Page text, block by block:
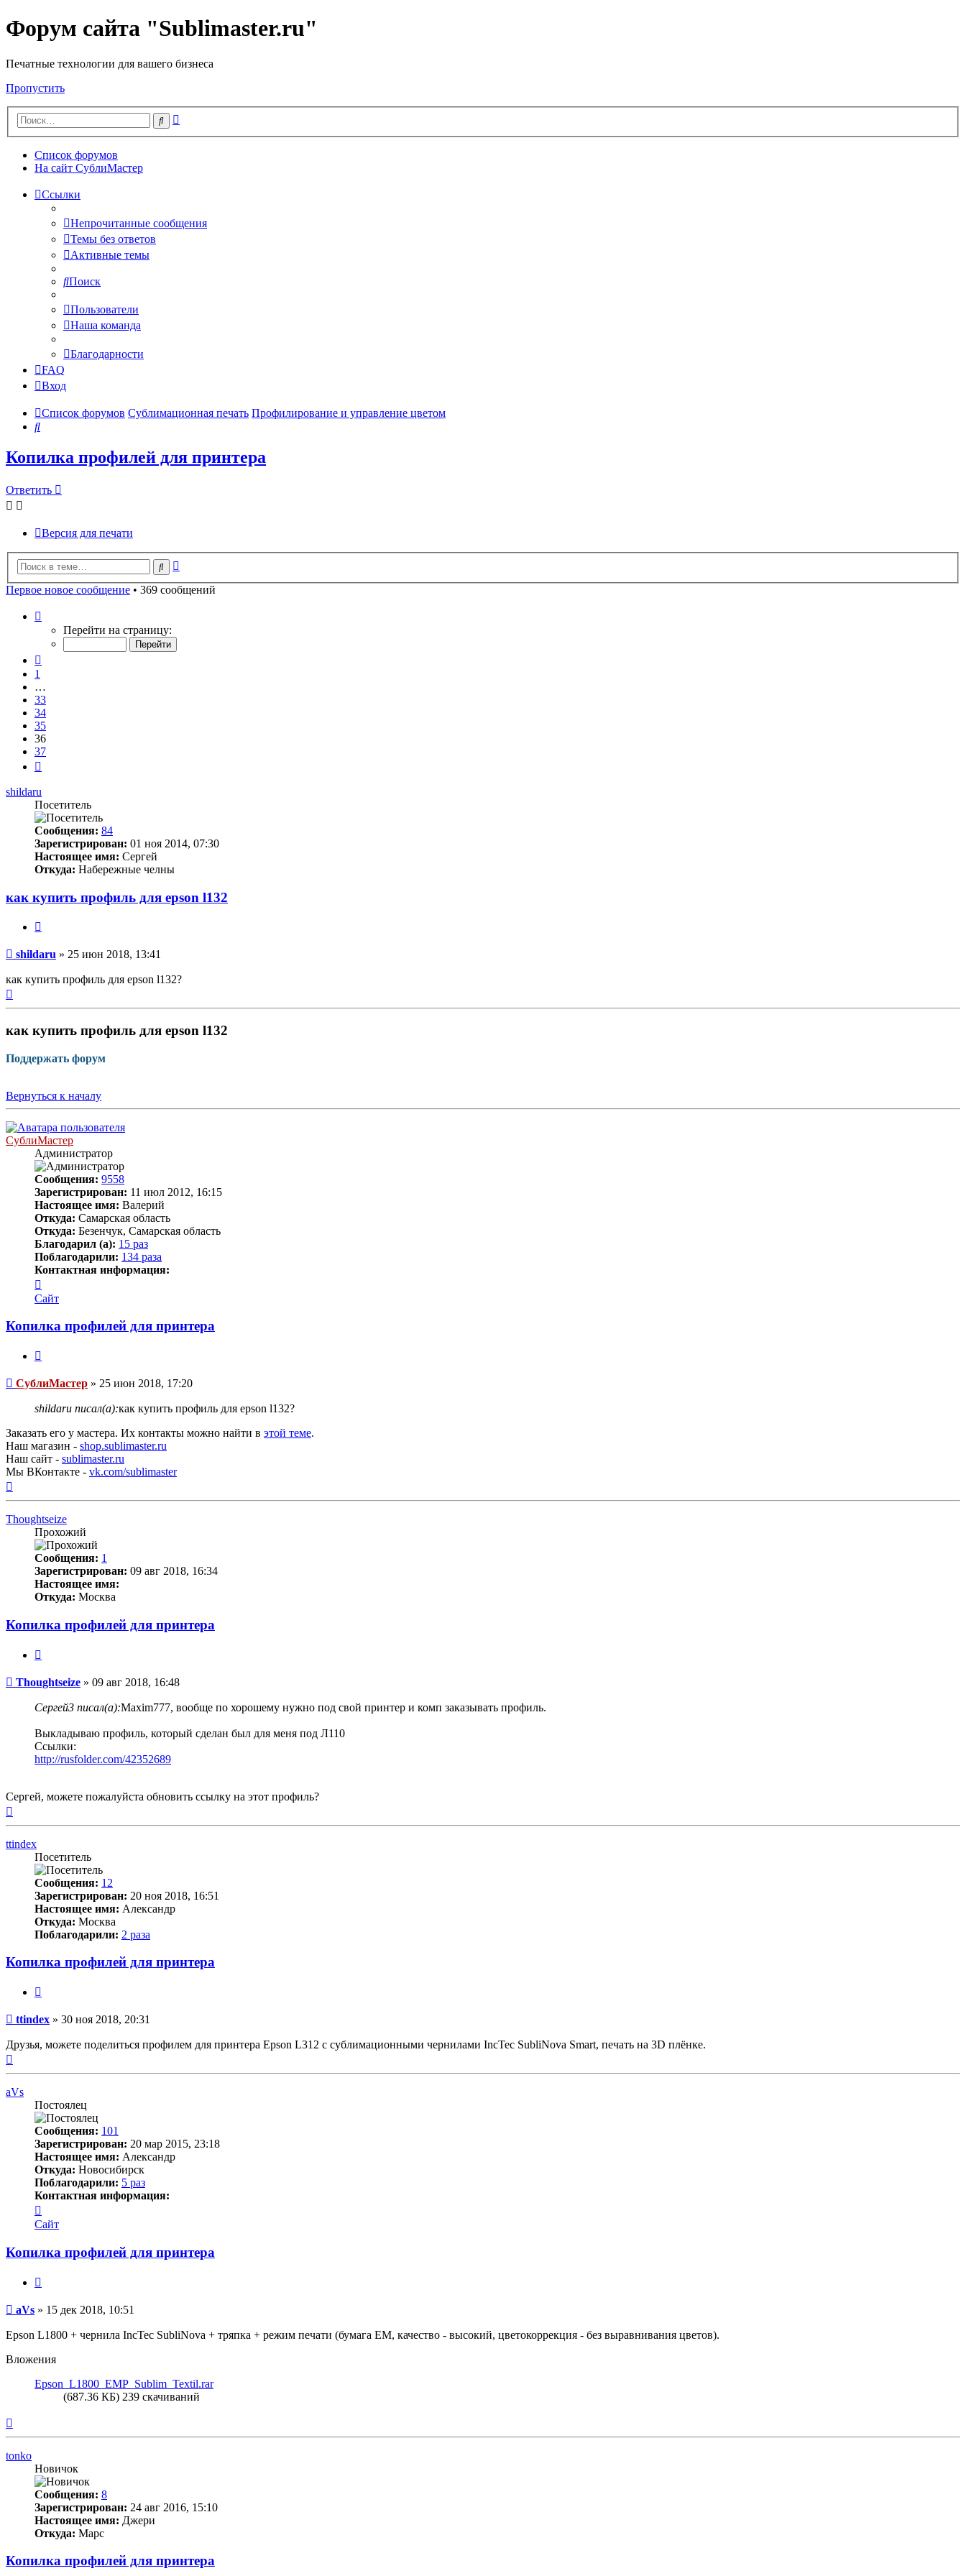
Форум сайта "Sublimaster.ru"
Печатные технологии для вашего бизнеса
Пропустить
Поиск
Список форумов
На сайт СублиМастер
Ссылки
Непрочитанные сообщения
Темы без ответов
Активные темы
Поиск
Пользователи
Наша команда
Благодарности
FAQ
Вход
Список форумов Сублимационная печать Профилирование и управление цветом
Поиск
Копилка профилей для принтера
Ответить
Версия для печати
Поиск
Первое новое сообщение • 369 сообщений
36
Перейти на страницу:
1
…
33
34
35
36
37
shildaru
Посетитель
Сообщения: 84
Зарегистрирован: 01 ноя 2014, 07:30
Настоящее имя: Сергей
Откуда: Набережные челны
как купить профиль для epson l132
Непрочитанное
shildaru » 25 июн 2018, 13:41
как купить профиль для epson l132?
как купить профиль для epson l132
Поддержать форум
Вернуться к началу
СублиМастер
Администратор
Сообщения: 9558
Зарегистрирован: 11 июл 2012, 16:15
Настоящее имя: Валерий
Откуда: Самарская область
Откуда: Безенчук, Самарская область
Благодарил (а): 15 раз
Поблагодарили: 134 раза
Контактная информация:
информация
пользователя
СублиМастер
Сайт
Копилка профилей для принтера
Непрочитанное
сообщение
СублиМастер » 25 июн 2018, 17:20
shildaru писал(а):как купить профиль для epson l132?
Заказать его у мастера. Их контакты можно найти в этой теме.
Наш магазин - shop.sublimaster.ru
Наш сайт - sublimaster.ru
Мы ВКонтакте - vk.com/sublimaster
Thoughtseize
Прохожий
Сообщения: 1
Зарегистрирован: 09 авг 2018, 16:34
Настоящее имя:
Откуда: Москва
Копилка профилей для принтера
Непрочитанное
сообщение
Thoughtseize » 09 авг 2018, 16:48
Сергей3 писал(а):Maxim777, вообще по хорошему нужно под свой принтер и комп заказывать профиль.
Выкладываю профиль, который сделан был для меня под Л110
Ссылки:
http://rusfolder.com/42352689
Сергей, можете пожалуйста обновить ссылку на этот профиль?
ttindex
Посетитель
Сообщения: 12
Зарегистрирован: 20 ноя 2018, 16:51
Настоящее имя: Александр
Откуда: Москва
Поблагодарили: 2 раза
Копилка профилей для принтера
Непрочитанное
ttindex » 30 ноя 2018, 20:31
Друзья, можете поделиться профилем для принтера Epson L312 с сублимационными чернилами InсTec SubliNova Smart, печать на 3D плёнке.
aVs
Постоялец
Сообщения: 101
Зарегистрирован: 20 мар 2015, 23:18
Настоящее имя: Александр
Откуда: Новосибирск
Поблагодарили: 5 раз
Контактная информация:
информация
пользователя
Сайт
Копилка профилей для принтера
Непрочитанное
сообщение
aVs » 15 дек 2018, 10:51
Epson L1800 + чернила InсTec SubliNova + тряпка + режим печати (бумага EM, качество - высокий, цветокоррекция - без выравнивания цветов).
Вложения
Epson_L1800_EMP_Sublim_Textil.rar
(687.36 КБ) 239 скачиваний
tonko
Новичок
Сообщения: 8
Зарегистрирован: 24 авг 2016, 15:10
Настоящее имя: Джери
Откуда: Марс
Копилка профилей для принтера